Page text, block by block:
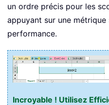
un ordre précis pour les
appuyant sur une métrique
performance.
Incroyable ! Utilisez